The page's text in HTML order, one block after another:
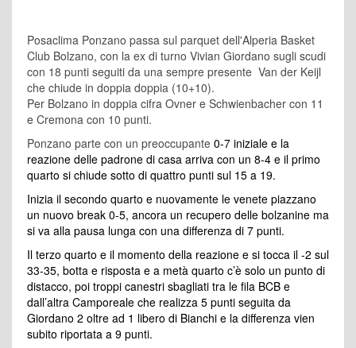
Posaclima Ponzano passa sul parquet dell'Alperia Basket
Club Bolzano, con la ex di turno Vivian Giordano sugli scudi
con 18 punti seguiti da una sempre presente Van der Keijl
che chiude in doppia doppia (10+10).
Per Bolzano in doppia cifra Ovner e Schwienbacher con 11
e Cremona con 10 punti.
Ponzano parte con un preoccupante 0-7 iniziale e la
reazione delle padrone di casa arriva con un 8-4 e il primo
quarto si chiude sotto di quattro punti sul 15 a 19.
Inizia il secondo quarto e nuovamente le venete piazzano
un nuovo break 0-5, ancora un recupero delle bolzanine ma
si va alla pausa lunga con una differenza di 7 punti.
Il terzo quarto e il momento della reazione e si tocca il -2 sul
33-35, botta e risposta e a metà quarto c’è solo un punto di
distacco, poi troppi canestri sbagliati tra le fila BCB e
dall’altra Camporeale che realizza 5 punti seguita da
Giordano 2 oltre ad 1 libero di Bianchi e la differenza vien
subito riportata a 9 punti.